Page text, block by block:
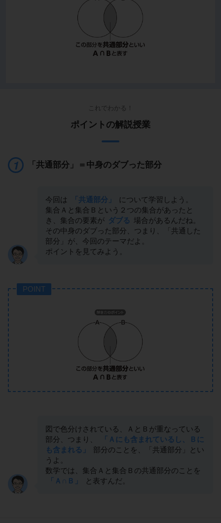
これでわかる！
ポイントの解説授業
「共通部分」＝中身のダブった部分
今回は 「共通部分」
について学習しよう。
集合Ａと集合Ｂという２つの集合があったと
き、集合の要素が ダブる 場合があるんだね。
その中身のダブった部分、つまり、「共通した
部分」が、今回のテーマだよ。
ポイントを見てみよう。
POINT
図で色分けされている、ＡとＢが重なっている
部分、つまり、
「Ａにも含まれているし、Ｂに
も含まれる」
部分のことを、「共通部分」とい
うよ。
数学では、集合Ａと集合Ｂの共通部分のことを
「Ａ∩Ｂ」
と表すんだ。